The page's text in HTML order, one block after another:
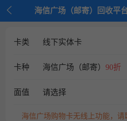

卡类 线下实体卡
卡种 海信广场（邮寄） 90折
面值 请选择
海信广场购物卡无线上功能，